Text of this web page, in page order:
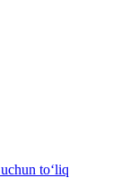
to‘liq